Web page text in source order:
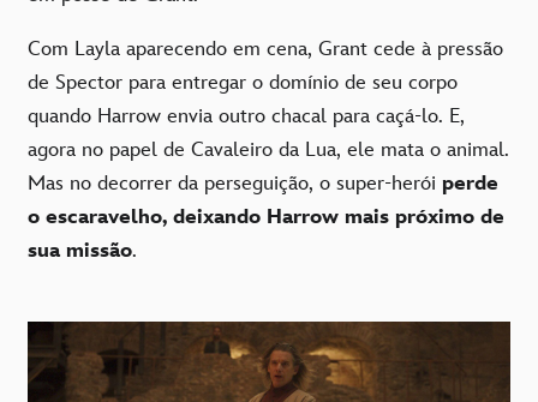
Com Layla aparecendo em cena, Grant cede à pressão
de Spector para entregar o domínio de seu corpo
quando Harrow envia outro chacal para caçá-lo. E,
agora no papel de Cavaleiro da Lua, ele mata o animal.
Mas no decorrer da perseguição, o super-herói perde
o escaravelho, deixando Harrow mais próximo de
sua missão.